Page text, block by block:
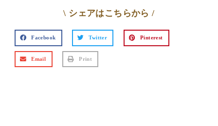
\ シェアはこちらから /
Facebook Twitter Pinterest
Email Print